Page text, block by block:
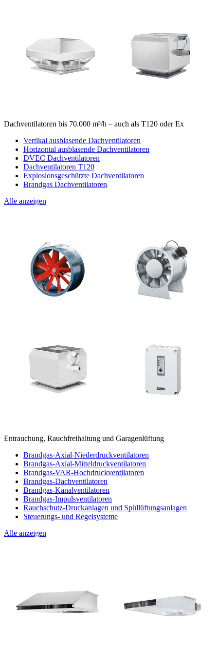
Dachventilatoren bis 70.000 m³/h – auch als T120 oder Ex
Vertikal ausblasende Dachventilatoren
Horizontal ausblasende Dachventilatoren
DVEC Dachventilatoren
Dachventilatoren T120
Explosionsgeschützte Dachventilatoren
Brandgas Dachventilatoren
Alle anzeigen
Entrauchung, Rauchfreihaltung und Garagenlüftung
Brandgas-Axial-Niederdruckventilatoren
Brandgas-Axial-Mitteldruckventilatoren
Brandgas-VAR-Hochdruckventilatoren
Brandgas-Dachventilatoren
Brandgas-Kanalventilatoren
Brandgas-Impulsventilatoren
Rauchschutz-Druckanlagen und Spüllüftungsanlagen
Steuerungs- und Regelsysteme
Alle anzeigen